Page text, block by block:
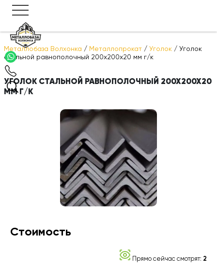
Металлобаза Волхонка / Металлопрокат / Уголок / Уголок
стальной равнополочный 200х200х20 мм г/к
УГОЛОК СТАЛЬНОЙ РАВНОПОЛОЧНЫЙ 200Х200Х20
ММ Г/К
Стоимость
Прямо сейчас смотрят: 2